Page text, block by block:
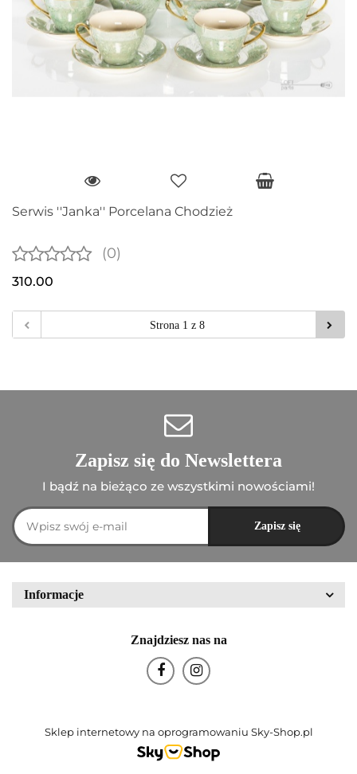
Serwis ''Janka'' Porcelana Chodzież
(0)
310.00
Zapisz się do Newslettera
I bądź na bieżąco ze wszystkimi nowościami!
Informacje
Znajdziesz nas na
Sklep internetowy na oprogramowaniu Sky-Shop.pl